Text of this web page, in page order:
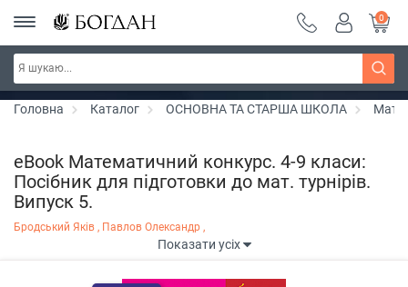
РОЗПРОДАЖ ~ 150 грн ~ 200 грн ~ 250 грн ~
300 грн ~ РОЗПРОДАЖ
Дізнатись більше
0
Головна Каталог ОСНОВНА ТА СТАРША ШКОЛА
eBook Математичний конкурс. 4-9 класи:
Посібник для підготовки до мат. турнірів.
Випуск 5.
Бродський Яків , Павлов Олександр ,
Показати усіх